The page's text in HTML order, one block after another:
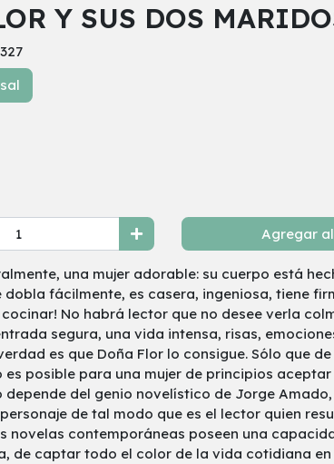
Y SUS DOS
Agregar
una mujer adorable: su cuerpo está
dobla fácilmente, es casera, ingeniosa, tiene
cocinar! No habrá lector que no desee verla
segura, una vida intensa, risas,
es que Doña Flor lo consigue. Sólo que
es posible para una mujer de principios
depende del genio novelístico de Jorge
de tal modo que es el lector quien
novelas contemporáneas poseen una
de captar todo el color de la vida cotidiana